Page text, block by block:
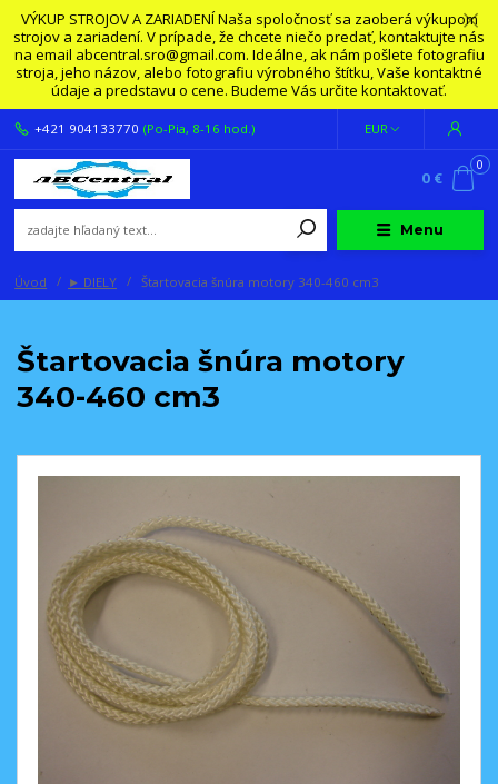
VÝKUP STROJOV A ZARIADENÍ Naša spoločnosť sa zaoberá výkupom
strojov a zariadení. V prípade, že chcete niečo predať, kontaktujte nás
na email abcentral.sro@gmail.com. Ideálne, ak nám pošlete fotografiu
stroja, jeho názov, alebo fotografiu výrobného štítku, Vaše kontaktné
údaje a predstavu o cene. Budeme Vás určite kontaktovať.
Menu
EUR
+421 904133770 (Po-Pia, 8-16 hod.)
0
0 €
Úvod ► DIELY Štartovacia šnúra motory 340-460 cm3
Štartovacia šnúra motory
340-460 cm3